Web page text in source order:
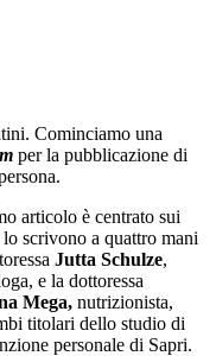
Cominciamo una
per la pubblicazione di
articolo è centrato sui
lo scrivono a quattro mani
Jutta Schulze,
e la dottoressa
Mega, nutrizionista,
titolari dello studio di
personale di Sapri.